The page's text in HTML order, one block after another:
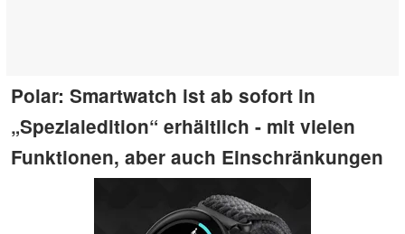
Polar: Smartwatch ist ab sofort in
„Spezialedition“ erhältlich - mit vielen
Funktionen, aber auch Einschränkungen